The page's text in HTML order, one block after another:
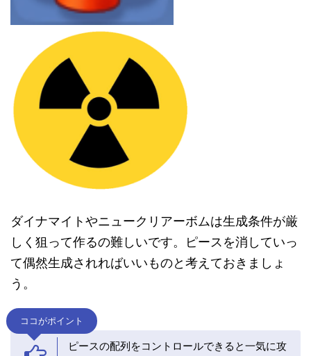
ダイナマイトやニュークリアーボムは生成条件が厳
しく狙って作るの難しいです。ピースを消していっ
て偶然生成されればいいものと考えておきましょ
う。
ココがポイント
ピースの配列をコントロールできると一気に攻